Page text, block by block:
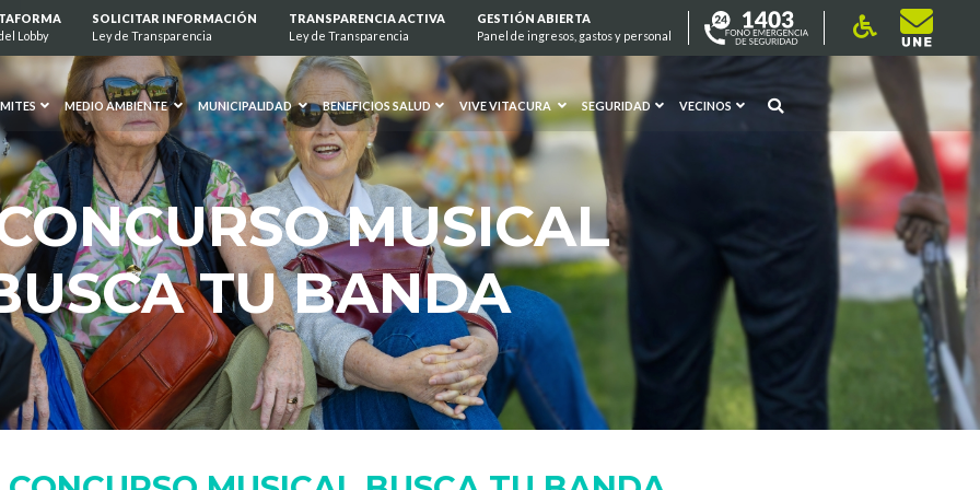
Lobby
SOLICITAR INFORMACIÓN
Ley de Transparencia
TRANSPARENCIA ACTIVA
Ley de Transparencia
GESTIÓN ABIERTA
Panel de ingresos, gastos y personal
MEDIO AMBIENTE MUNICIPALIDAD BENEFICIOS SALUD VIVE VITACURA SEGURIDAD VECINOS
MUSICAL
TU BANDA